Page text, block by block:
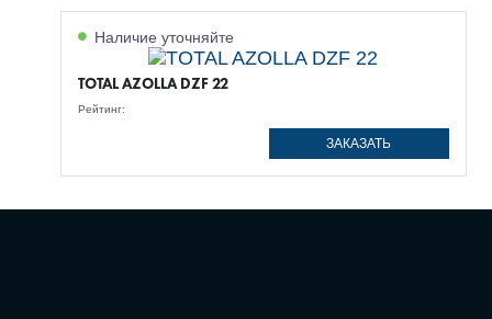
Наличие уточняйте
TOTAL AZOLLA DZF 22
Рейтинг:
ЗАКАЗАТЬ